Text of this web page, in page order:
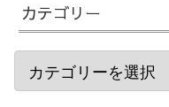
カテゴリー